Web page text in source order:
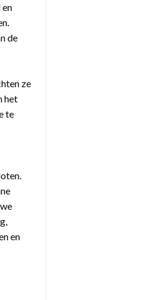
de
ze
het
te
en
worden